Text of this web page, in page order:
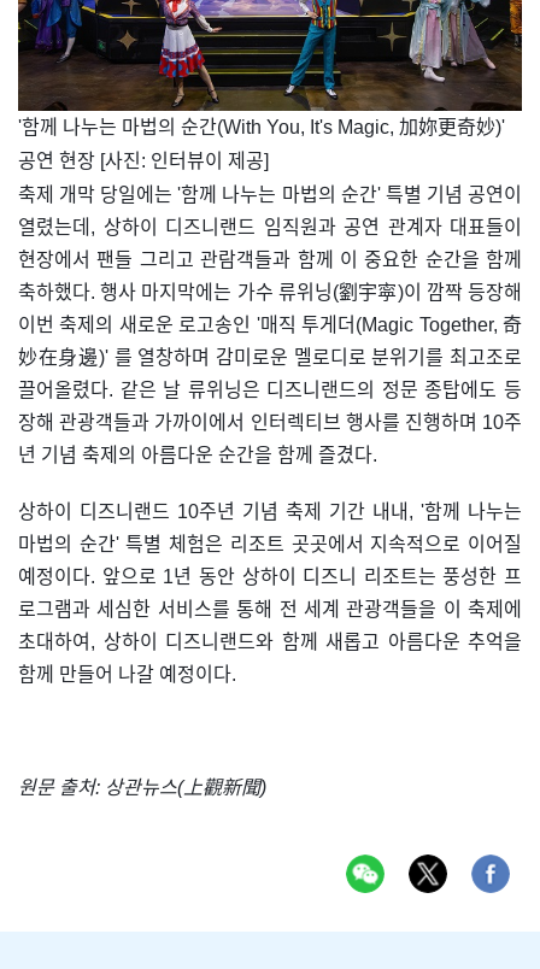
​'함께 나누는 마법의 순간(With You, It's Magic, 加妳更奇妙)'
공연 현장 [사진: 인터뷰이 제공]
축제 개막 당일에는 '함께 나누는 마법의 순간' 특별 기념 공연이
열렸는데, 상하이 디즈니랜드 임직원과 공연 관계자 대표들이
현장에서 팬들 그리고 관람객들과 함께 이 중요한 순간을 함께
축하했다. 행사 마지막에는 가수 류위닝(劉宇寜)이 깜짝 등장해
이번 축제의 새로운 로고송인 '매직 투게더(Magic Together, 奇
妙在身邊)' 를 열창하며 감미로운 멜로디로 분위기를 최고조로
끌어올렸다. 같은 날 류위닝은 디즈니랜드의 정문 종탑에도 등
장해 관광객들과 가까이에서 인터렉티브 행사를 진행하며 10주
년 기념 축제의 아름다운 순간을 함께 즐겼다.
상하이 디즈니랜드 10주년 기념 축제 기간 내내, '함께 나누는
마법의 순간' 특별 체험은 리조트 곳곳에서 지속적으로 이어질
예정이다. 앞으로 1년 동안 상하이 디즈니 리조트는 풍성한 프
로그램과 세심한 서비스를 통해 전 세계 관광객들을 이 축제에
초대하여, 상하이 디즈니랜드와 함께 새롭고 아름다운 추억을
함께 만들어 나갈 예정이다.
원문 출처: 상관뉴스(上觀新聞)